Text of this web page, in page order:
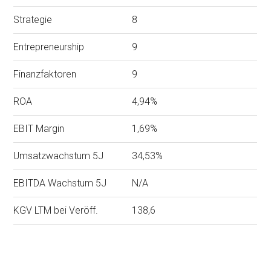
Strategie 8
Entrepreneurship 9
Finanzfaktoren 9
ROA 4,94%
EBIT Margin 1,69%
Umsatzwachstum 5J 34,53%
EBITDA Wachstum 5J N/A
KGV LTM bei Veröff. 138,6